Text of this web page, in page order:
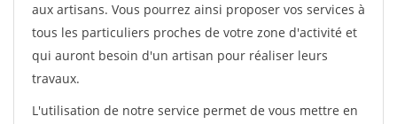
aux artisans. Vous pourrez ainsi proposer vos services à
tous les particuliers proches de votre zone d'activité et
qui auront besoin d'un artisan pour réaliser leurs
travaux.
L'utilisation de notre service permet de vous mettre en